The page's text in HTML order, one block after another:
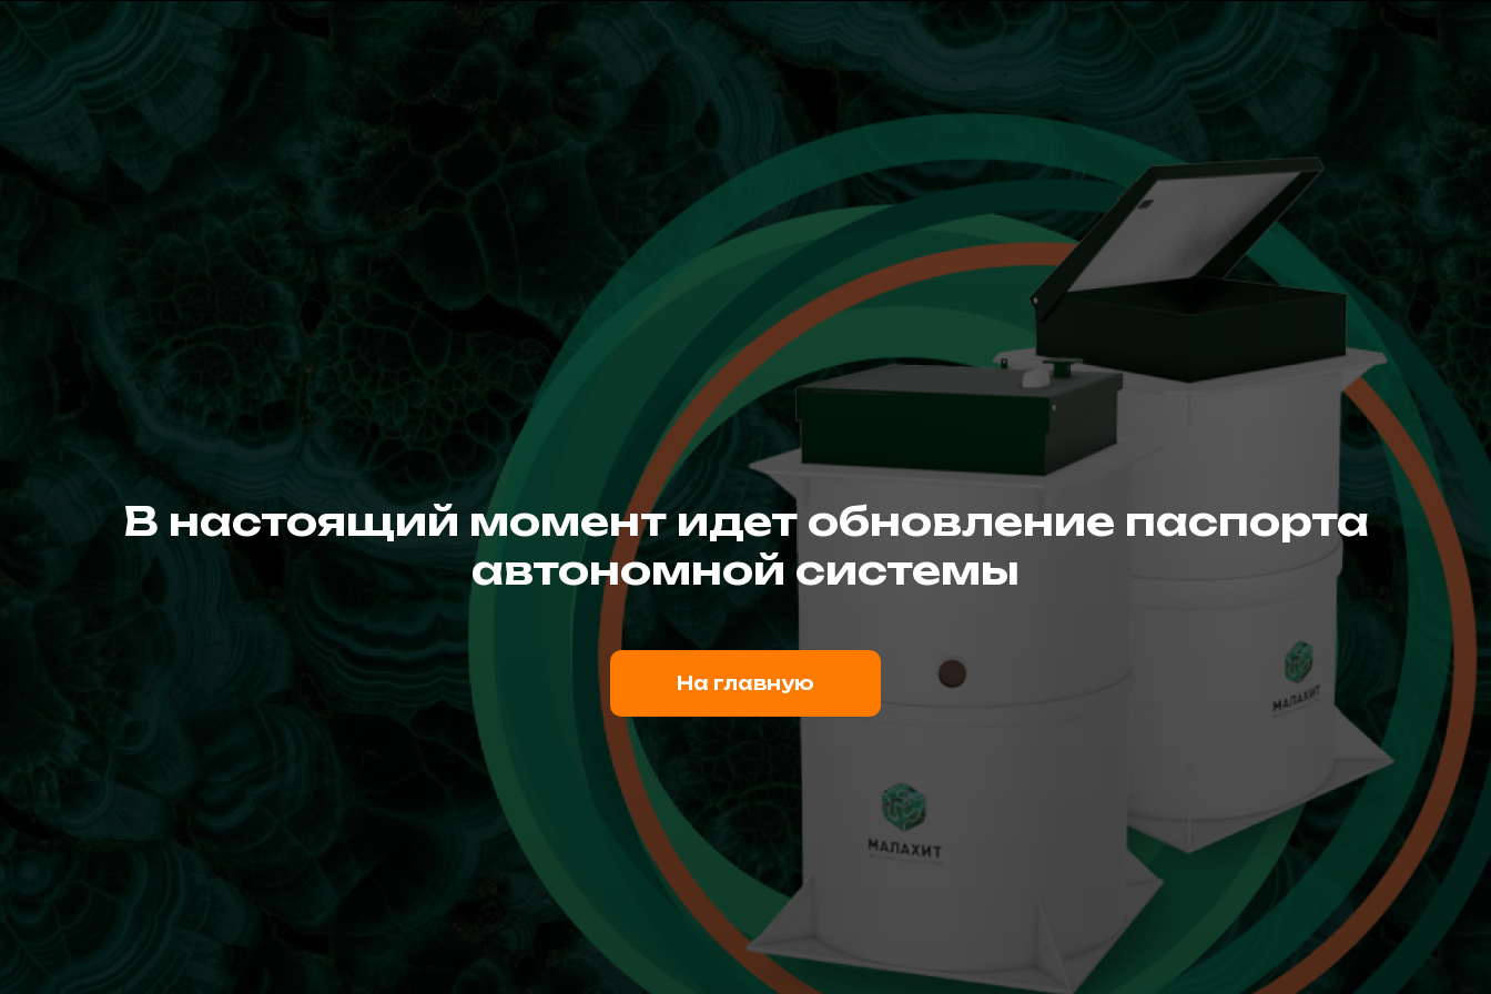
В настоящий момент идет обновление паспорта
автономной системы
На главную